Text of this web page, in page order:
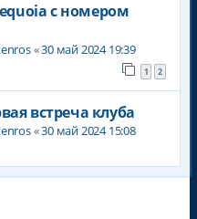
с номером
«30 май 2024 19:39
1 2
встреча клуба
«30 май 2024 15:08